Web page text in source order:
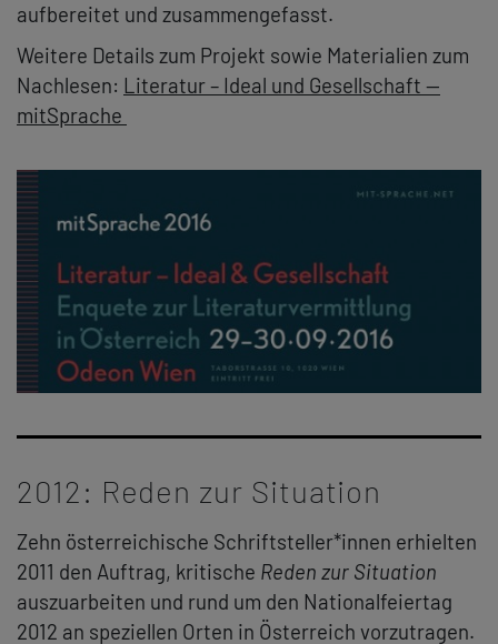
aufbereitet und zusammengefasst.
Weitere Details zum Projekt sowie Materialien zum
Nachlesen: Literatur – Ideal und Gesellschaft —
mitSprache
2012: Reden zur Situation
Zehn österreichische Schriftsteller*innen erhielten
2011 den Auftrag, kritische Reden zur Situation
auszuarbeiten und rund um den Nationalfeiertag
2012 an speziellen Orten in Österreich vorzutragen.